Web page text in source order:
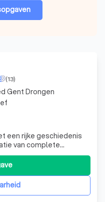
(13)
een rijke geschiedenis
van complete
in HVAC en bieden
ontwikkeling en
klimaatinstallaties
Gent Drongen